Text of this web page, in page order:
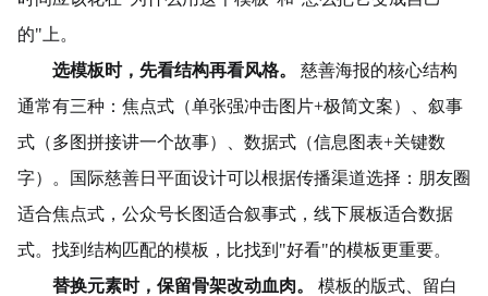
的"上。
选模板时，先看结构再看风格。
慈善海报的核心结构
通常有三种：焦点式（单张强冲击图片+极简文案）、叙事
式（多图拼接讲一个故事）、数据式（信息图表+关键数
字）。国际慈善日平面设计可以根据传播渠道选择：朋友圈
适合焦点式，公众号长图适合叙事式，线下展板适合数据
式。找到结构匹配的模板，比找到"好看"的模板更重要。
替换元素时，保留骨架改动血肉。
模板的版式、留白